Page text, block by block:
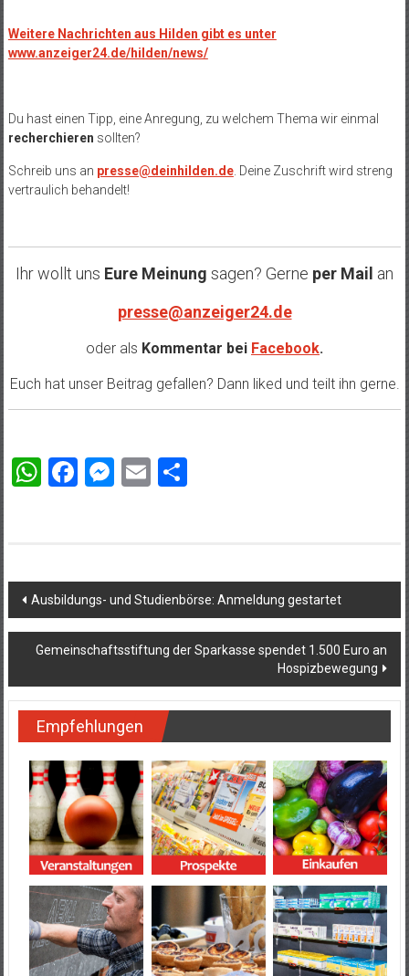
Weitere Nachrichten aus Hilden gibt es unter
www.anzeiger24.de/hilden/news/
Du hast einen Tipp, eine Anregung, zu welchem Thema wir einmal
recherchieren sollten?
Schreib uns an presse@deinhilden.de. Deine Zuschrift wird streng
vertraulich behandelt!
Ihr wollt uns Eure Meinung sagen? Gerne per Mail an
presse@anzeiger24.de
oder als Kommentar bei Facebook.
Euch hat unser Beitrag gefallen? Dann liked und teilt ihn gerne.
WhatsApp
Facebook
Messenger
EmailTeilen
Beitragsnavigation
Ausbildungs- und Studienbörse: Anmeldung gestartet
Gemeinschaftsstiftung der Sparkasse spendet 1.500 Euro an
Hospizbewegung
Empfehlungen